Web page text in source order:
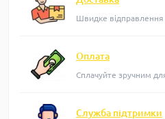
Швидке
Оплата
Сплачуйте зручним
Служба підтримки